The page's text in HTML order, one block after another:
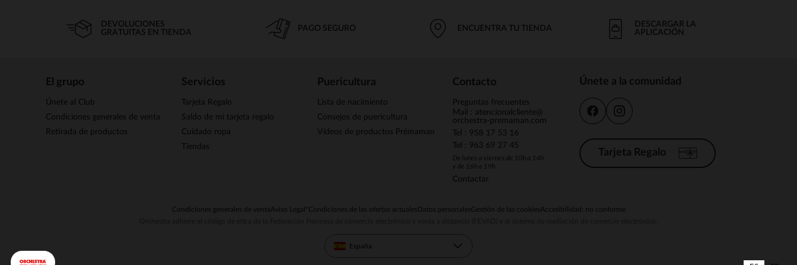
DEVOLUCIONES
GRATUITAS EN TIENDA
PAGO SEGURO ENCUENTRA TU TIENDA
DESCARGAR LA
APLICACIÓN
El grupo
Únete al Club
Condiciones generales de venta
Retirada de productos
Servicios
Tarjeta Regalo
Saldo de mi tarjeta regalo
Cuidado ropa
Tiendas
Puericultura
Lista de nacimiento
Consejos de puericultura
Vídeos de productos Prémaman
Contacto
Preguntas frecuentes
Mail : atencionalcliente@
orchestra-premaman.com
Tel : 958 17 53 16
Tel : 963 69 27 45
De lunes a viernes de 10h a 14h
y de 16h a 19h
Contactar
Únete a la comunidad
Tarjeta Regalo
Condiciones generales de ventaAviso Legal *Condiciones de las ofertas actuales Datos personalesGestión de las cookiesAccesibilidad: no conforme
España